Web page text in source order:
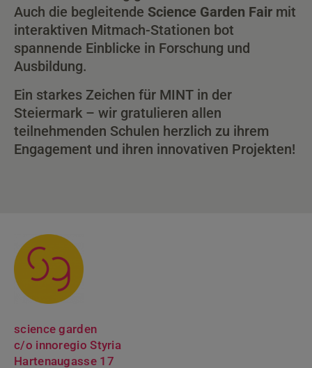
Auch die begleitende Science Garden Fair mit
interaktiven Mitmach-Stationen bot
spannende Einblicke in Forschung und
Ausbildung.
Ein starkes Zeichen für MINT in der
Steiermark – wir gratulieren allen
teilnehmenden Schulen herzlich zu ihrem
Engagement und ihren innovativen Projekten!
science garden
c/o innoregio Styria
Hartenaugasse 17